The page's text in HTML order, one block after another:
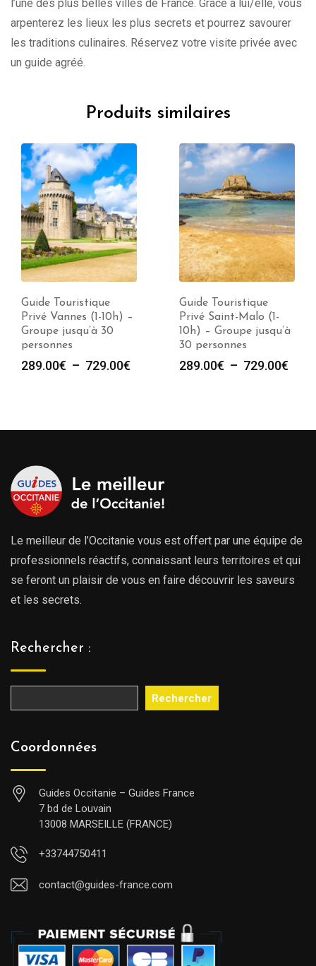
l’une des plus belles villes de France. Grâce à lui/elle, vous
arpenterez les lieux les plus secrets et pourrez savourer
les traditions culinaires. Réservez votre visite privée avec
un guide agréé.
Produits similaires
Guide Touristique
Privé Vannes (1-10h) –
Groupe jusqu’à 30
personnes
289.00€ – 729.00€
à
Guide Touristique
Privé Saint-Malo (1-
10h) – Groupe jusqu’à
30 personnes
289.00€ – 729.00€
à
Le meilleur de l’Occitanie vous est offert par une équipe de
professionnels réactifs, connaissant leurs territoires et qui
se feront un plaisir de vous en faire découvrir les saveurs
et les secrets.
Rechercher :
Rechercher
Coordonnées
Guides Occitanie – Guides France
7 bd de Louvain
13008 MARSEILLE (FRANCE)
+33744750411
contact@guides-france.com